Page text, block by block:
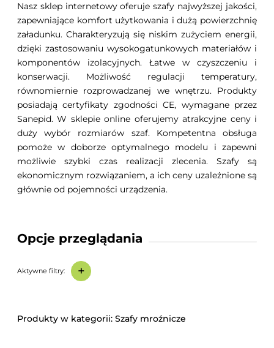
Opcje przeglądania
Aktywne filtry: +
Nasz sklep internetowy oferuje szafy najwyższej jakości,
zapewniające komfort użytkowania i dużą powierzchnię
załadunku. Charakteryzują się niskim zużyciem energii,
dzięki zastosowaniu wysokogatunkowych materiałów i
komponentów izolacyjnych. Łatwe w czyszczeniu i
konserwacji. Możliwość regulacji temperatury,
równomiernie rozprowadzanej we wnętrzu. Produkty
posiadają certyfikaty zgodności CE, wymagane przez
Sanepid. W sklepie online oferujemy atrakcyjne ceny i
duży wybór rozmiarów szaf. Kompetentna obsługa
pomoże w doborze optymalnego modelu i zapewni
możliwie szybki czas realizacji zlecenia. Szafy są
ekonomicznym rozwiązaniem, a ich ceny uzależnione są
głównie od pojemności urządzenia.
Szafy mroźnicze